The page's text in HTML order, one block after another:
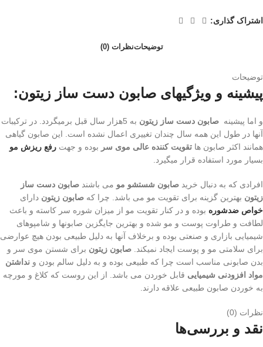
اشتراک گذاری:
توضیحاتنظرات (0)
توضیحات
پیشینه و ویژگیهای صابون دست ساز زیتون:
و اما پیشینه صابون دست ساز زيتون
به 5هزار سال قبل برمیگردد. در ترکیبات
آنها در طول این همه سال چندان تغییری اعمال نشده است. این صابون گیاهی
همانند اکثر صابون ها تقویت کننده عالی موی سر بوده و جهت رفع ریزش مو
بسیار مورد استفاده قرار میگیرد.
افرادی که به دنبال خرید صابون شستشو مو می باشند صابون دست ساز
زیتون بهترین گزینه برای تقویت مو می باشد. چرا که صابون زیتون دارای
خواص ضدشوره بوده و در کنار تقویت مو از میزان شوره سر کاسته و باعث
لطافت و طراوت پوست و مو شده و بهترین جایگزین صابونها و شامپوهای
شیمیایی بازاری و صنعتی بوده و برخلاف آنها به دلیل طبیعی بودن هیچ عوارضی
برای سلامتی مو و پوست ایجاد نمیکند. صابون زیتون برای شستن موی سر و
بدن صابونی مناسب است چرا که طبیعی بوده و به دلیل سالم بودن و نداشتن
مواد افزودنی شیمیایی قابل خوردن می باشد. از این روست که کلاغ و مورچه
به خوردن صابون طبیعی علاقه دارند.
نظرات (0)
نقد و بررسی‌ها